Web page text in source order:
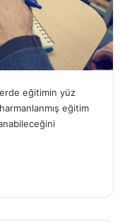
eğitimin yüz
eğitim